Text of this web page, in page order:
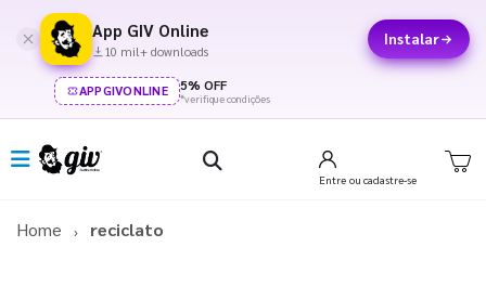
App GIV Online
10 mil+ downloads
Instalar
APPGIVONLINE 5% OFF
*verifique condições
Entre ou cadastre-se
Home reciclato